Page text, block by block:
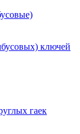
ключей
гаек